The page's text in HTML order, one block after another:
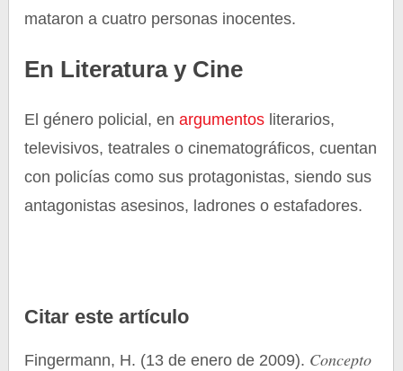
mataron a cuatro personas inocentes.
En Literatura y Cine
El género policial, en argumentos literarios,
televisivos, teatrales o cinematográficos, cuentan
con policías como sus protagonistas, siendo sus
antagonistas asesinos, ladrones o estafadores.
Citar este artículo
Fingermann, H. (13 de enero de 2009). Concepto